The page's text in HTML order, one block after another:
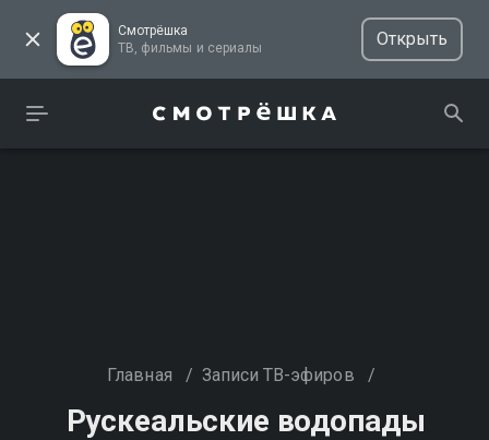
Смотрёшка
ТВ, фильмы и сериалы
Открыть
Главная / Записи ТВ-эфиров /
Рускеальские водопады